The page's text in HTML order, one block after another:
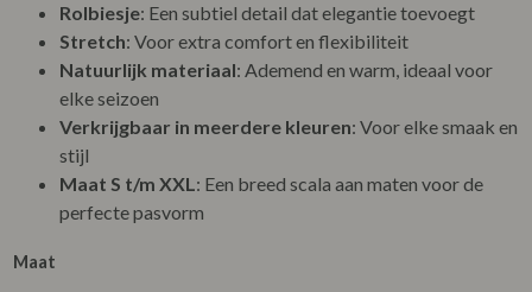
Rolbiesje: Een subtiel detail dat elegantie toevoegt
Stretch: Voor extra comfort en flexibiliteit
Natuurlijk materiaal: Ademend en warm, ideaal voor
elke seizoen
Verkrijgbaar in meerdere kleuren: Voor elke smaak en
stijl
Maat S t/m XXL: Een breed scala aan maten voor de
perfecte pasvorm
Maat